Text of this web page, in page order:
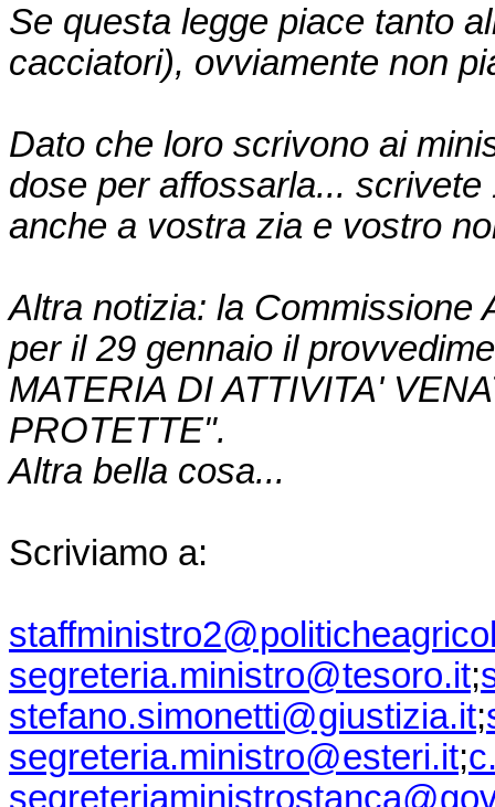
Se questa legge piace tanto
cacciatori), ovviamente non
Dato che loro scrivono ai
dose per affossarla...
anche a vostra zia e vostro
Altra notizia: la Commissione
per il 29 gennaio il
MATERIA DI ATTIVITA'
PROTETTE".
Altra bella cosa...
Scriviamo a:
segreteria.ministro@tesoro.it;
stefano.simonetti@giustizia.it;
segreteria.ministro@esteri.it;